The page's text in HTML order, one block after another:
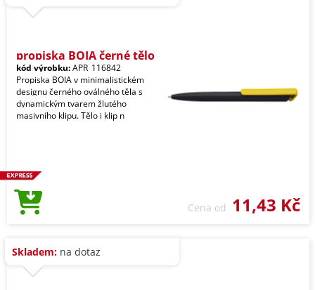
propiska BOIA černé tělo
kód výrobku:APR_116842
Propiska BOIA v minimalistickém
designu černého oválného těla s
dynamickým tvarem žlutého
masivního klipu. Tělo i klip n
Cena od 11,43 Kč
Skladem: na dotaz